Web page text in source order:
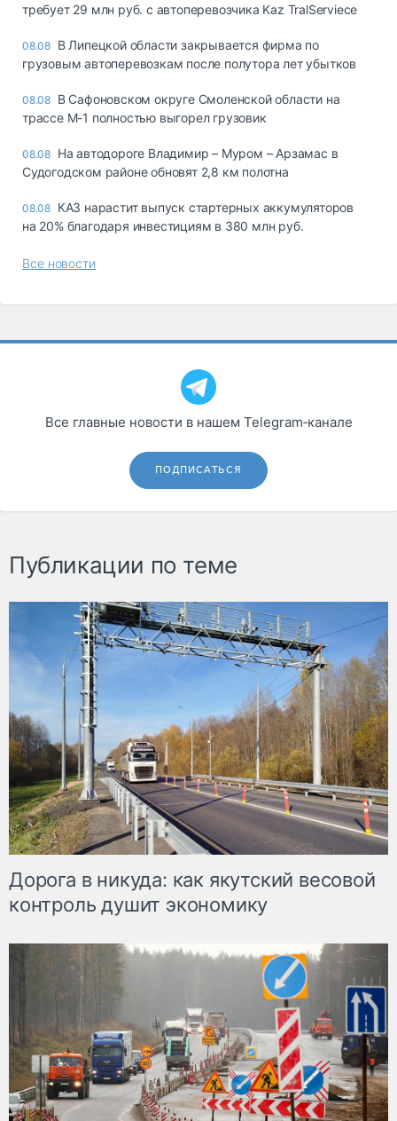
требует 29 млн руб. с автоперевозчика Kaz TralServiece
08.08 В Липецкой области закрывается фирма по
грузовым автоперевозкам после полутора лет убытков
08.08 В Сафоновском округе Смоленской области на
трассе М-1 полностью выгорел грузовик
08.08 На автодороге Владимир – Муром – Арзамас в
Судогодском районе обновят 2,8 км полотна
08.08 КАЗ нарастит выпуск стартерных аккумуляторов
на 20% благодаря инвестициям в 380 млн руб.
Все новости
Все главные новости в нашем Telegram‑канале
ПОДПИСАТЬСЯ
Публикации по теме
Дорога в никуда: как якутский весовой
контроль душит экономику